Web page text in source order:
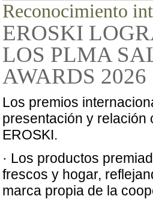
Reconocimiento
EROSKI
LOS PLMA
AWARDS 2026
Los premios
presentación y relación
EROSKI.
· Los productos
frescos y hogar,
marca propia de la